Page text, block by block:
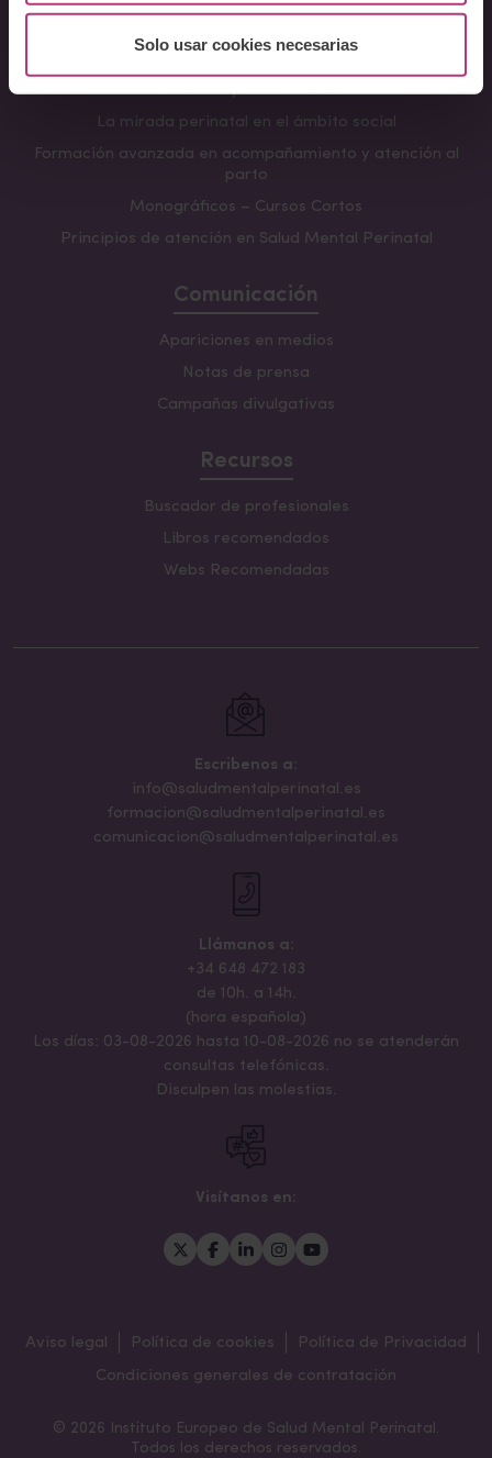
Solo usar cookies necesarias
Lactancia y Salud Mental
La mirada perinatal en el ámbito social
Formación avanzada en acompañamiento y atención al
parto
Monográficos – Cursos Cortos
Principios de atención en Salud Mental Perinatal
Comunicación
Apariciones en medios
Notas de prensa
Campañas divulgativas
Recursos
Buscador de profesionales
Libros recomendados
Webs Recomendadas
Escribenos a:
info@saludmentalperinatal.es
formacion@saludmentalperinatal.es
comunicacion@saludmentalperinatal.es
Llámanos a:
+34 648 472 183
de 10h. a 14h.
(hora española)
Los días: 03-08-2026 hasta 10-08-2026 no se atenderán
consultas telefónicas.
Disculpen las molestias.
Visítanos en:
Aviso legal Política de cookies
Política de Privacidad
Condiciones generales de contratación
© 2026 Instituto Europeo de Salud Mental Perinatal.
Todos los derechos reservados.